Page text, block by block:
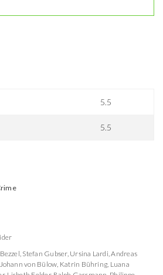
5.5
5.5
, Stefan Gubser, Ursina Lardi,Andreas
Johann von Bülow, Katrin Bühring, Luana